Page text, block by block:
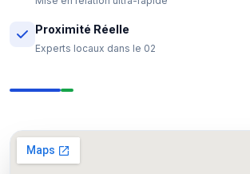
Proximité Réelle
Experts locaux dans le 02